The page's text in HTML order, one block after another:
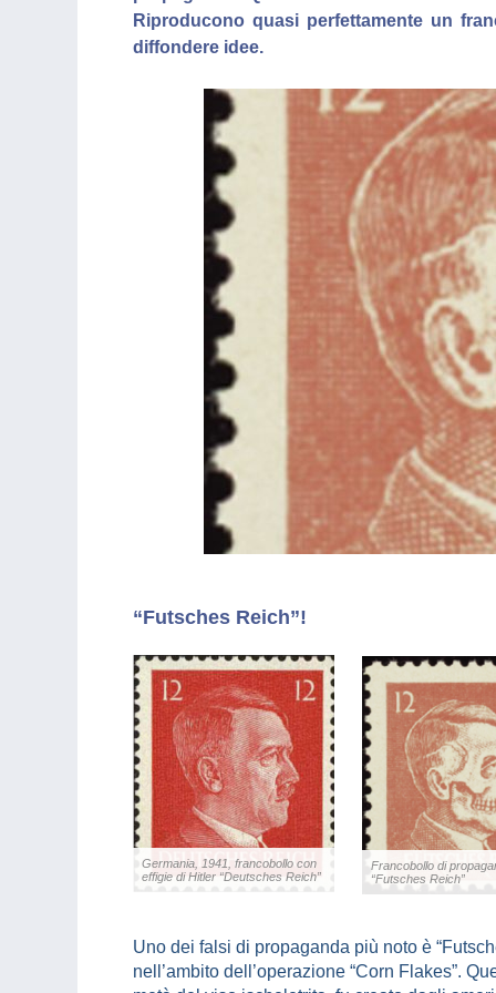
Riproducono quasi perfettamente un
diffondere idee.
“Futsches Reich”!
Germania, 1941, francobollo con
effigie di Hitler “Deutsches Reich”
Francobollo di
“Futsches Reich”
Uno dei falsi di propaganda più noto è
nell’ambito dell’operazione “Corn Flakes”.